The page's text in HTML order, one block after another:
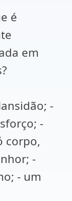
é
em
-
-
corpo,
-
- um